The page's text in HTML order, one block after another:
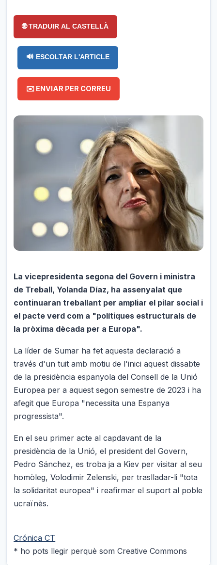
🌐 TRADUIR AL CASTELLÀ
🔊 ESCOLTAR L'ARTICLE
✉️ ENVIAR PER CORREU
La vicepresidenta segona del Govern i ministra
de Treball, Yolanda Díaz, ha assenyalat que
continuaran treballant per ampliar el pilar social i
el pacte verd com a "polítiques estructurals de
la pròxima dècada per a Europa".
La líder de Sumar ha fet aquesta declaració a
través d'un tuit amb motiu de l'inici aquest dissabte
de la presidència espanyola del Consell de la Unió
Europea per a aquest segon semestre de 2023 i ha
afegit que Europa "necessita una Espanya
progressista".
En el seu primer acte al capdavant de la
presidència de la Unió, el president del Govern,
Pedro Sánchez, es troba ja a Kiev per visitar al seu
homòleg, Volodimir Zelenski, per traslladar-li "tota
la solidaritat europea" i reafirmar el suport al poble
ucraïnès.
Crónica CT
* ho pots llegir perquè som Creative Commons